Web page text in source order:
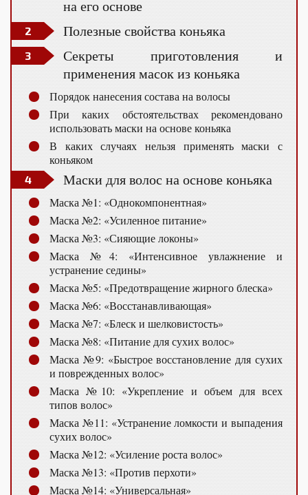
на его основе
Полезные свойства коньяка
Секреты приготовления и
применения масок из коньяка
Порядок нанесения состава на волосы
При каких обстоятельствах рекомендовано
использовать маски на основе коньяка
В каких случаях нельзя применять маски с
коньяком
Маски для волос на основе коньяка
Маска №1: «Однокомпонентная»
Маска №2: «Усиленное питание»
Маска №3: «Сияющие локоны»
Маска №4: «Интенсивное увлажнение и
устранение седины»
Маска №5: «Предотвращение жирного блеска»
Маска №6: «Восстанавливающая»
Маска №7: «Блеск и шелковистость»
Маска №8: «Питание для сухих волос»
Маска №9: «Быстрое восстановление для сухих
и поврежденных волос»
Маска №10: «Укрепление и объем для всех
типов волос»
Маска №11: «Устранение ломкости и выпадения
сухих волос»
Маска №12: «Усиление роста волос»
Маска №13: «Против перхоти»
Маска №14: «Универсальная»